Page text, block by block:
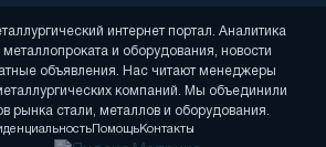
интернет портал. Аналитика
и оборудования, новости
объявления. Нас читают менеджеры
компаний. Мы объединили
рынка стали, металлов и оборудования.
ПомощьКонтакты